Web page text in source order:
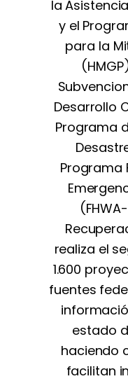
la
y el
para la
Desarrollo
Programa
Programa
realiza el
1.600
fuentes
estado
haciendo
facilitan